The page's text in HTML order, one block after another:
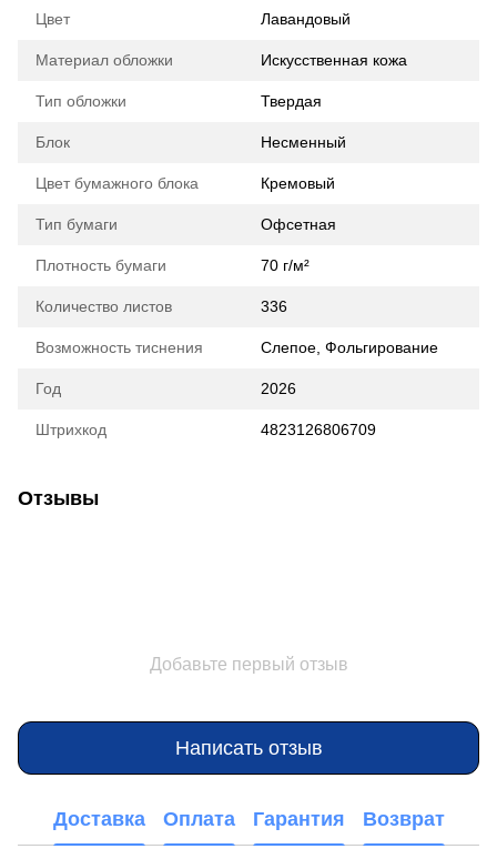
Цвет Лавандовый
Материал обложки Искусственная кожа
Тип обложки Твердая
Блок Несменный
Цвет бумажного блока Кремовый
Тип бумаги Офсетная
Плотность бумаги 70 г/м²
Количество листов 336
Возможность тиснения Слепое, Фольгирование
Год 2026
Штрихкод 4823126806709
Отзывы
Добавьте первый отзыв
Написать отзыв
Доставка Оплата Гарантия Возврат